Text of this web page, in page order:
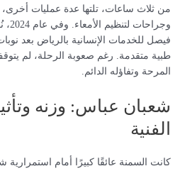
من ثلاث ساعات، تلتها عدة عمليات أخرى،
فيصل للخدمات الإنسانية بالرياض بعد
طبية متقدمة. رغم صعوبة الرحلة، لم
المرحة وتفاؤله الدائم.
شعبان عباس: وزنه
الفنية
كانت السمنة عائقًا كبيرًا أمام